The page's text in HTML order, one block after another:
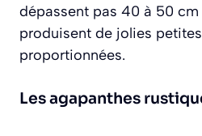
dépassent pas 40 à 50
produisent de jolies
proportionnées.
Les agapanthes